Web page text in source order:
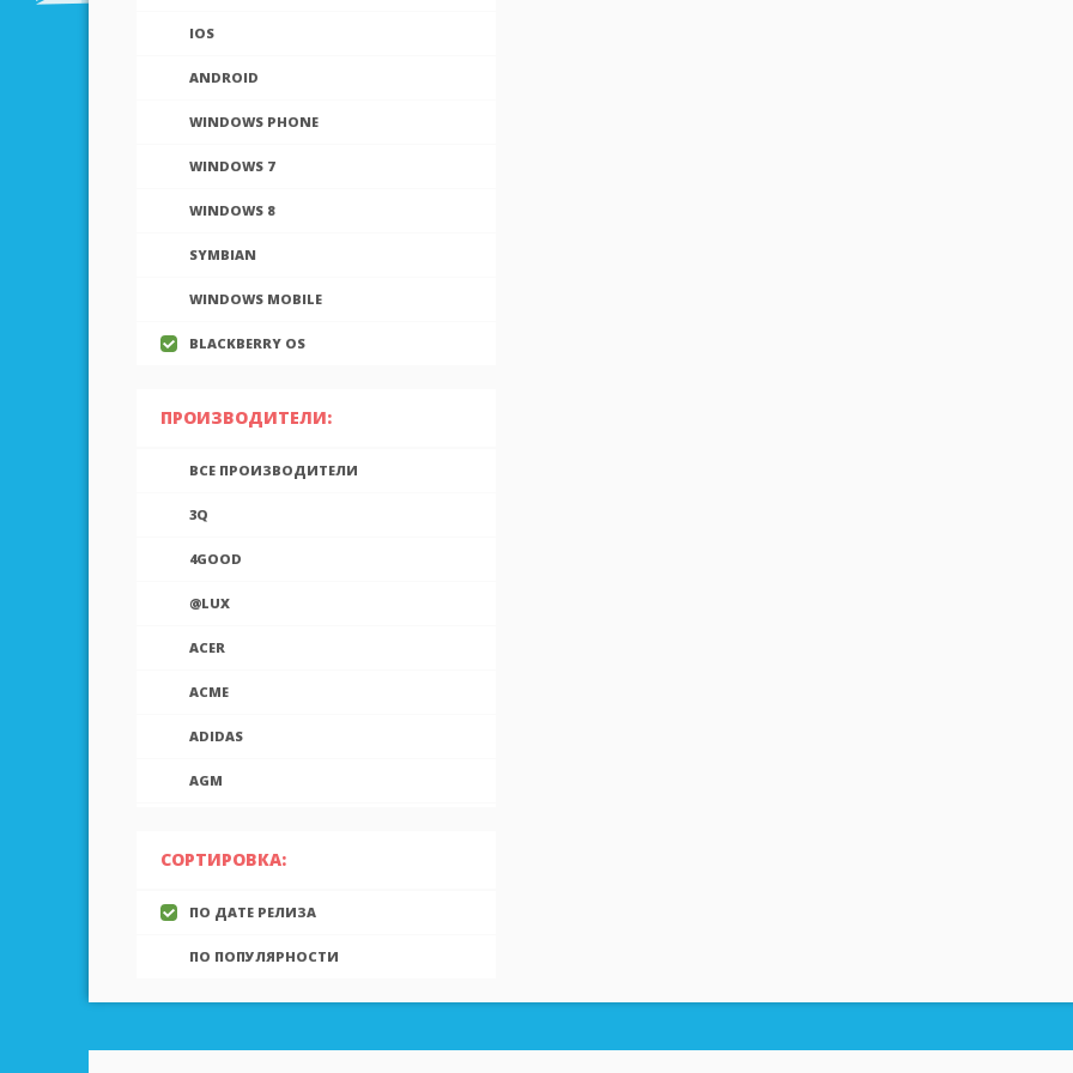
IOS
ANDROID
WINDOWS PHONE
WINDOWS 7
WINDOWS 8
SYMBIAN
WINDOWS MOBILE
BLACKBERRY OS
ПРОИЗВОДИТЕЛИ:
ВСЕ ПРОИЗВОДИТЕЛИ
3Q
4GOOD
@LUX
ACER
ACME
ADIDAS
AGM
AIGO
AINOL
AIRON
ALCATEL
ALLVIEW
СОРТИРОВКА:
ПО ДАТЕ РЕЛИЗА
ПО ПОПУЛЯРНОСТИ